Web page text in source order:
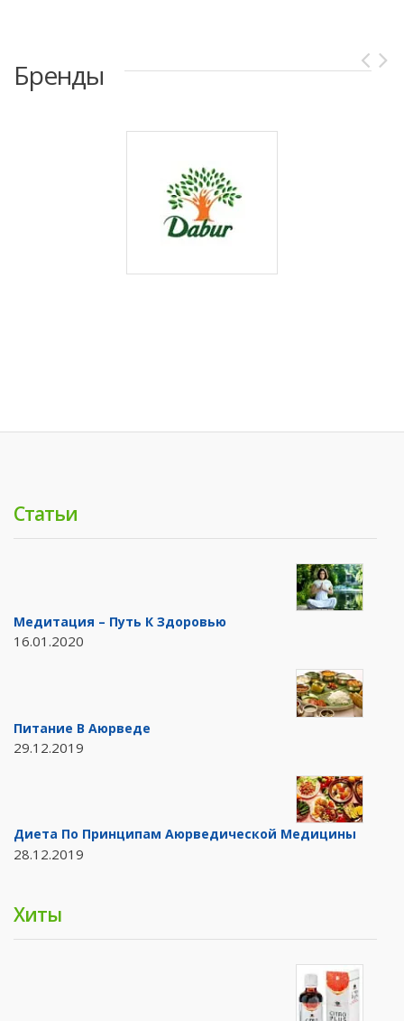
Бренды
Статьи
Медитация – Путь К Здоровью
16.01.2020
Питание В Аюрведе
29.12.2019
Диета По Принципам Аюрведической Медицины
28.12.2019
Хиты